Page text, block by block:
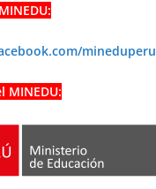
mineduperu
MINEDU: